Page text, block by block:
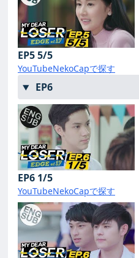
EP5 5/5
YouTubeNekoCapで探す
EP6
EP6 1/5
YouTubeNekoCapで探す